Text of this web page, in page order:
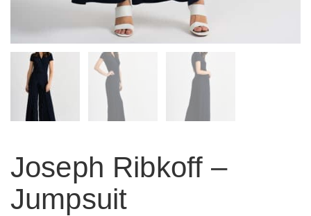
Joseph Ribkoff –
Jumpsuit